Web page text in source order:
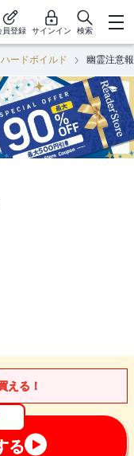
員登録 サインイン 検索
ードボイルド 幽霊注意報
える！
る